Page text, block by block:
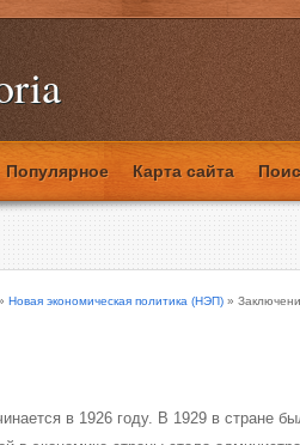
Популярное Карта сайта
Новая экономическая политика (НЭП) »
в 1926 году. В 1929 в стране